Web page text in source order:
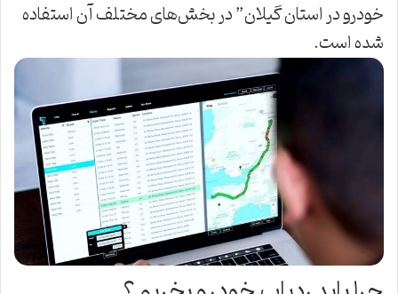
خودرو در استان گیلان” در بخش‌های مختلف آن استفاده
شده است.